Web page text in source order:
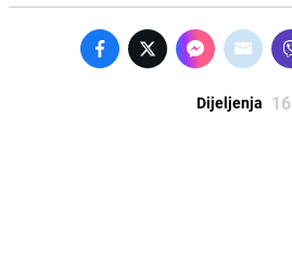
Dijeljenja 16